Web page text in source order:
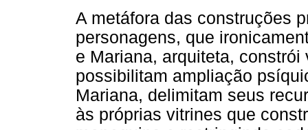
A metáfora das construções
personagens, que
e Mariana, arquiteta,
possibilitam ampliação
Mariana, delimitam seus
às próprias vitrines que